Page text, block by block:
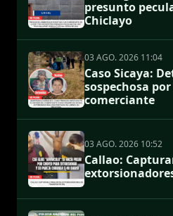
presunto
Chiclayo
03 AGO. 2026 11:04
Caso Sicaya:
sospechosa
comerciante
03 AGO. 2026 10:52
Callao: